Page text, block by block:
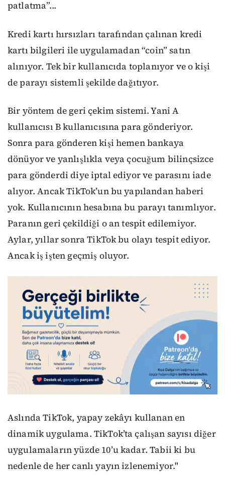
patlatma”...
Kredi kartı hırsızları tarafından çalınan kredi
kartı bilgileri ile uygulamadan “coin” satın
alınıyor. Tek bir kullanıcıda toplanıyor ve o kişi
de parayı sistemli şekilde dağıtıyor.
Bir yöntem de geri çekim sistemi. Yani A
kullanıcısı B kullanıcısına para gönderiyor.
Sonra para gönderen kişi hemen bankaya
dönüyor ve yanlışlıkla veya çocuğum bilinçsizce
para gönderdi diye iptal ediyor ve parasını iade
alıyor. Ancak TikTok’un bu yapılandan haberi
yok. Kullanıcının hesabına bu parayı tanımlıyor.
Paranın geri çekildiği o an tespit edilemiyor.
Aylar, yıllar sonra TikTok bu olayı tespit ediyor.
Ancak iş işten geçmiş oluyor.
Aslında TikTok, yapay zekâyı kullanan en
dinamik uygulama. TikTok’ta çalışan sayısı diğer
uygulamaların yüzde 10’u kadar. Tabii ki bu
nedenle de her canlı yayın izlenemiyor."